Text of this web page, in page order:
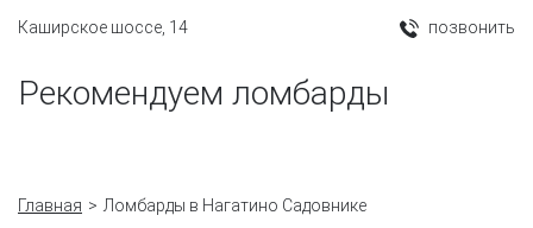
позвонить
Каширское шоссе, 14
Рекомендуем ломбарды
Главная Ломбарды в Нагатино Садовнике